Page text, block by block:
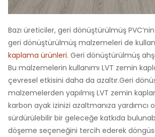
Bazı üreticiler, geri dönüştürülmüş PVC’nin
geri dönüştürülmüş malzemeleri de
kaplama ürünleri. Geri dönüştürülmüş
Bu malzemelerin kullanımı LVT zemin
çevresel etkisini daha da azaltır.Geri
malzemelerden yapılmış LVT zemin
karbon ayak izinizi azaltmanıza yardımcı
sürdürülebilir bir geleceğe katkıda
döşeme seçeneğini tercih ederek